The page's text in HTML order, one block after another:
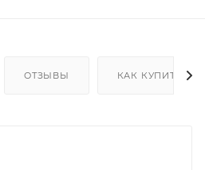
ОТЗЫВЫ КАК КУПИТЬ